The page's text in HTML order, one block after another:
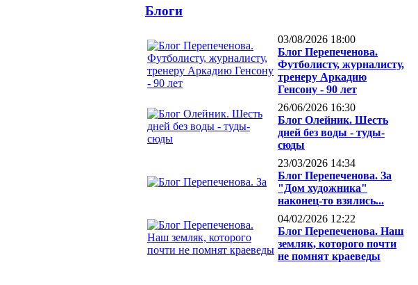
Блоги
03/08/2026 18:00
Блог Перепеченова.
Футболисту, журналисту,
тренеру Аркадию
Генсону - 90 лет
26/06/2026 16:30
Блог Олейник. Шесть
дней без воды - туды-
сюды
23/03/2026 14:34
Блог Перепеченова. За
"Дом художника"
наконец-то взялись...
04/02/2026 12:22
Блог Перепеченова. Наш
земляк, которого почти
не помнят краеведы